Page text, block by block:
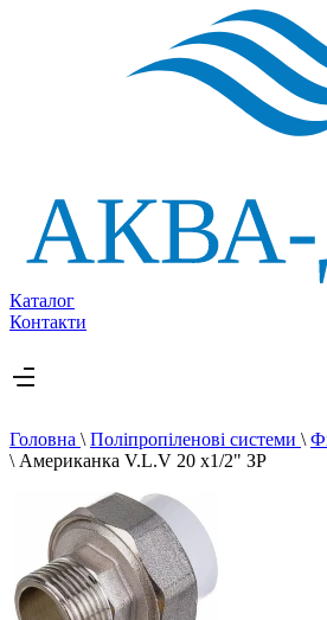
Каталог
Контакти
Головна \ Поліпропіленові системи \
\ Американка V.L.V 20 х1/2" ЗР